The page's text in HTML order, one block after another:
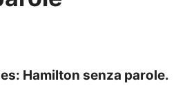
Hamilton senza parole.